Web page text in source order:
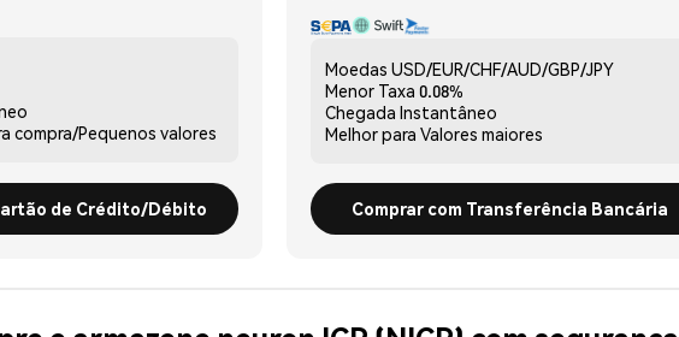
compra/Pequenos valores
de Crédito/Débito
Moedas USD/EUR/CHF/AUD/GBP/JPY
Menor Taxa 0.08%
Chegada Instantâneo
Melhor para Valores maiores
Comprar com Transferência Bancária